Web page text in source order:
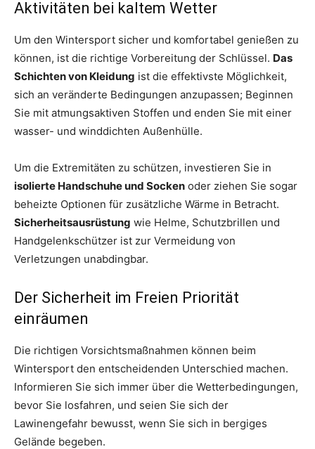
Aktivitäten bei kaltem Wetter
Um den Wintersport sicher und komfortabel genießen zu
können, ist die richtige Vorbereitung der Schlüssel. Das
Schichten von Kleidung ist die effektivste Möglichkeit,
sich an veränderte Bedingungen anzupassen; Beginnen
Sie mit atmungsaktiven Stoffen und enden Sie mit einer
wasser- und winddichten Außenhülle.
Um die Extremitäten zu schützen, investieren Sie in
isolierte Handschuhe und Socken oder ziehen Sie sogar
beheizte Optionen für zusätzliche Wärme in Betracht.
Sicherheitsausrüstung wie Helme, Schutzbrillen und
Handgelenkschützer ist zur Vermeidung von
Verletzungen unabdingbar.
Der Sicherheit im Freien Priorität
einräumen
Die richtigen Vorsichtsmaßnahmen können beim
Wintersport den entscheidenden Unterschied machen.
Informieren Sie sich immer über die Wetterbedingungen,
bevor Sie losfahren, und seien Sie sich der
Lawinengefahr bewusst, wenn Sie sich in bergiges
Gelände begeben.